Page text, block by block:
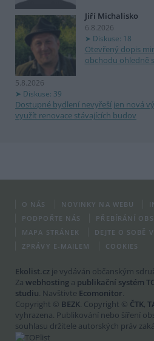
Jiří Michalisko
6.8.2026
Diskuse: 18
Otevřený dopis
obchodu ohledně
5.8.2026
Diskuse: 39
Dostupné bydlení nevyřeší jen nová
využít renovace stávajících budov
O NÁS NOVINKY NA WEBU
PODPOŘTE NÁS
PŘEBÍRÁNÍ
MAPA STRÁNEK
DEJTE O SOBĚ
ZPRÁVY E-MAILEM
COOKIES
Ekolist.cz je vydáván občanským
Za webhosting a publikační systém
studiu. Navštivte Ecomonitor.
Copyright © BEZK. Copyright © ČTK,
vyhrazena. Publikování nebo šíření
souhlasu držitele autorských práv